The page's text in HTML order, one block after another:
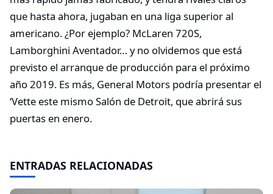
que hasta ahora, jugaban en una liga superior al
americano. ¿Por ejemplo? McLaren 720S,
Lamborghini Aventador… y no olvidemos que está
previsto el arranque de producción para el próximo
año 2019. Es más, General Motors podría presentar el
‘Vette este mismo Salón de Detroit, que abrirá sus
puertas en enero.
ENTRADAS RELACIONADAS